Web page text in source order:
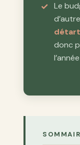
Le
donc
l’année